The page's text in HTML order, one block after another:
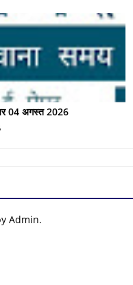
04 अगस्त 2026
Admin.